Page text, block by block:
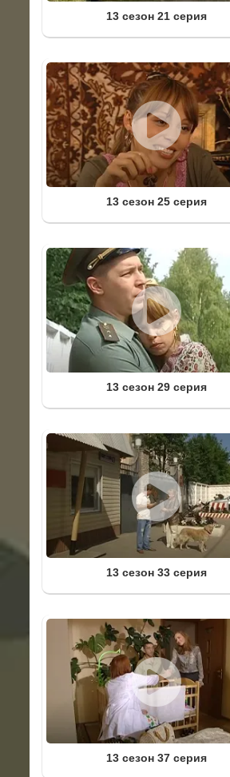
13 сезон 21 серия
13 сезон 25 серия
13 сезон 29 серия
13 сезон 33 серия
13 сезон 37 серия